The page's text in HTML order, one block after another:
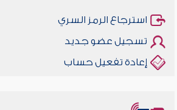
استرجاع الرمز السري
تسجيل عضو جديد
إعادة تفعيل حساب